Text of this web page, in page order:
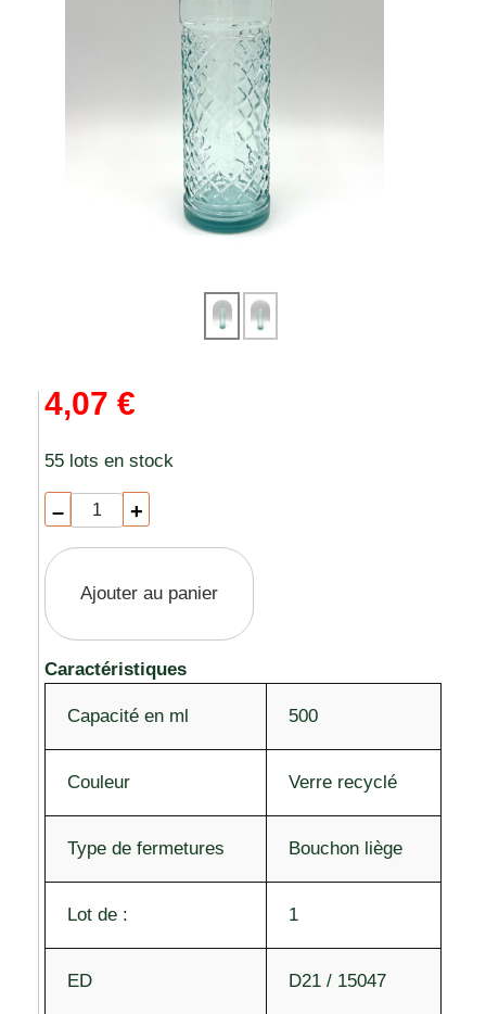
4,07 €
55 lots en stock
– +
Ajouter au panier
Caractéristiques
Capacité en ml 500
Couleur Verre recyclé
Type de fermetures Bouchon liège
Lot de : 1
ED D21 / 15047